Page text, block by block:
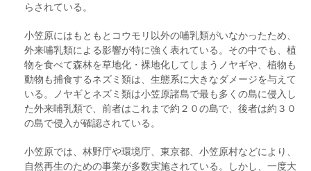
らされている。
小笠原にはもともとコウモリ以外の哺乳類がいなかったため、
外来哺乳類による影響が特に強く表れている。その中でも、植
物を食べて森林を草地化・裸地化してしまうノヤギや、植物も
動物も捕食するネズミ類は、生態系に大きなダメージを与えて
いる。ノヤギとネズミ類は小笠原諸島で最も多くの島に侵入し
た外来哺乳類で、前者はこれまで約２０の島で、後者は約３０
の島で侵入が確認されている。
小笠原では、林野庁や環境庁、東京都、小笠原村などにより、
自然再生のための事業が多数実施されている。しかし、一度大